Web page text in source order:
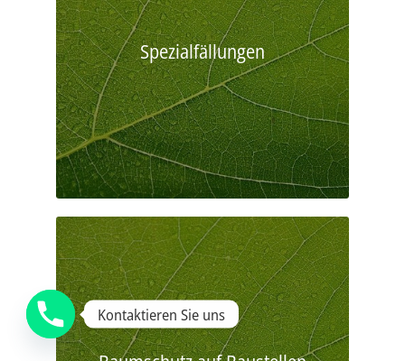
Spezialfällungen
Kontaktieren Sie uns